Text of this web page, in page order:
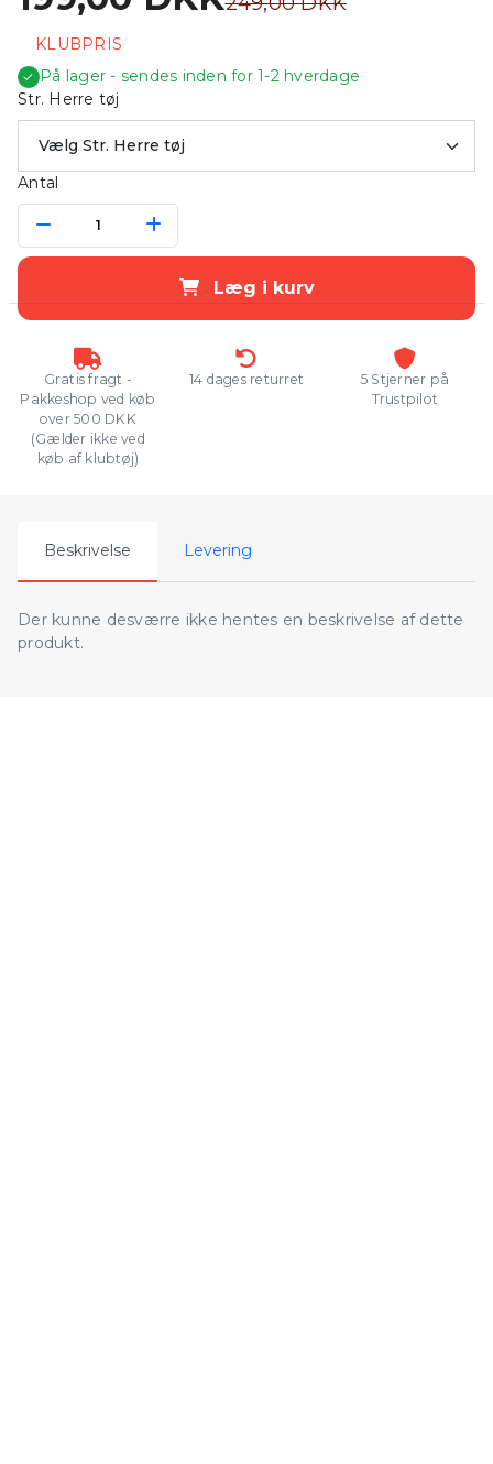
KLUBPRIS
✓ På lager - sendes inden for 1-2 hverdage
Str. Herre tøj
Antal
Læg i kurv
Gratis fragt -
Pakkeshop ved køb
over 500 DKK
(Gælder ikke ved
køb af klubtøj)
14 dages returret
5 Stjerner på
Trustpilot
Beskrivelse Levering
Der kunne desværre ikke hentes en beskrivelse af dette
produkt.